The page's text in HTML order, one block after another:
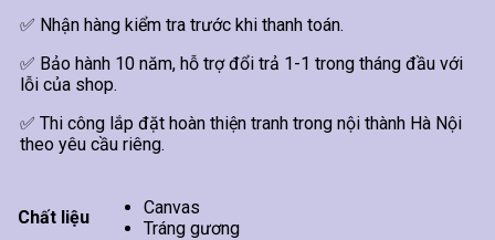
✅ Nhận hàng kiểm tra trước khi thanh toán.
✅ Bảo hành 10 năm, hỗ trợ đổi trả 1-1 trong tháng đầu với
lỗi của shop.
✅ Thi công lắp đặt hoàn thiện tranh trong nội thành Hà Nội
theo yêu cầu riêng.
Chất liệu
Canvas
Tráng gương